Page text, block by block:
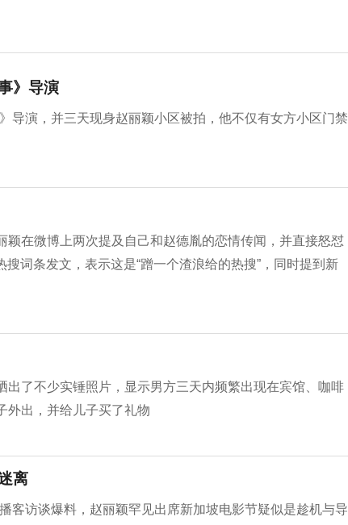
》导演
导演，并三天现身赵丽颖小区被拍，他不仅有女方小区门禁
在微博上两次提及自己和赵德胤的恋情传闻，并直接怒怼
词条发文，表示这是“蹭一个渣浪给的热搜”，同时提到新
了不少实锤照片，显示男方三天内频繁出现在宾馆、咖啡
外出，并给儿子买了礼物
离
客访谈爆料，赵丽颖罕见出席新加坡电影节疑似是趁机与导